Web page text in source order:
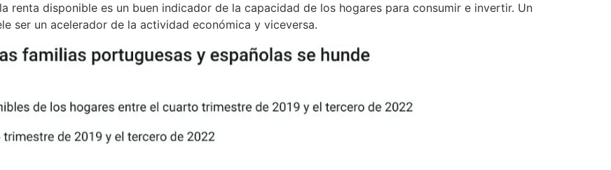
renta disponible es un buen indicador de la capacidad de los hogares para consumir e invertir. Un
ser un acelerador de la actividad económica y viceversa.